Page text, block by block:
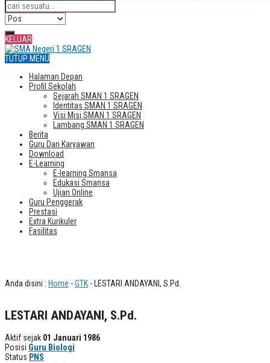
KELUAR
TUTUP MENU
Halaman Depan
Profil Sekolah
Sejarah SMAN 1 SRAGEN
Identitas SMAN 1 SRAGEN
Visi Misi SMAN 1 SRAGEN
Lambang SMAN 1 SRAGEN
Berita
Guru Dan Karyawan
Download
E-Learning
E-learning Smansa
Edukasi Smansa
Ujian Online
Guru Penggerak
Prestasi
Extra Kurikuler
Fasilitas
Anda disini : Home -GTK - LESTARI ANDAYANI, S.Pd.
LESTARI ANDAYANI, S.Pd.
Aktif sejak 01 Januari 1986
Posisi Guru Biologi
Status PNS